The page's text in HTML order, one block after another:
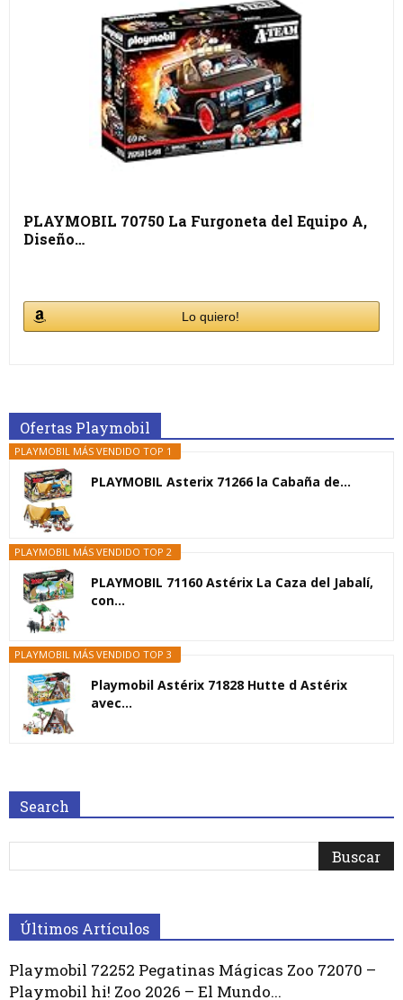
PLAYMOBIL 70750 La Furgoneta del Equipo A,
Diseño…
Lo quiero!
Ofertas Playmobil
PLAYMOBIL MÁS VENDIDO TOP 1
PLAYMOBIL Asterix 71266 la Cabaña de...
PLAYMOBIL MÁS VENDIDO TOP 2
PLAYMOBIL 71160 Astérix La Caza del Jabalí,
con...
PLAYMOBIL MÁS VENDIDO TOP 3
Playmobil Astérix 71828 Hutte d Astérix
avec...
Search
Últimos Artículos
Playmobil 72252 Pegatinas Mágicas Zoo 72070 –
Playmobil hi! Zoo 2026 – El Mundo...